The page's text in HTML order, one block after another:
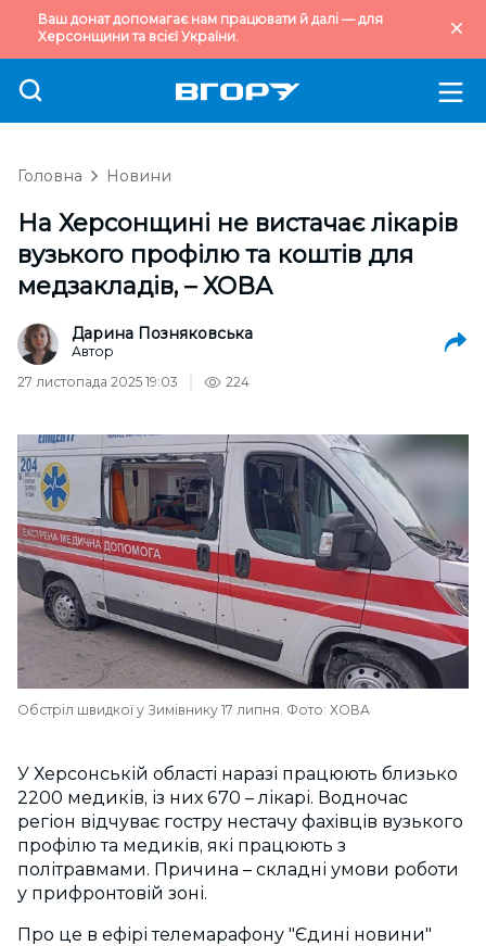
Ваш донат допомагає нам працювати й далі — для
Херсонщини та всієї України.
Головна Новини
На Херсонщині не вистачає лікарів
вузького профілю та коштів для
медзакладів, – ХОВА
Дарина Позняковська
Автор
27 листопада 2025 19:03
224
Обстріл швидкої у Зимівнику 17 липня. Фото: ХОВА
У Херсонській області наразі працюють близько
2200 медиків, із них 670 –лікарі. Водночас
регіон відчуває гостру нестачу фахівців вузького
профілю та медиків, які працюють з
політравмами. Причина – складні умови роботи
у прифронтовій зоні.
Про це в ефірі телемарафону "Єдині новини"